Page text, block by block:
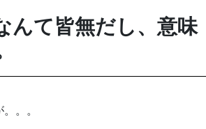
んて皆無だし、意味
。。